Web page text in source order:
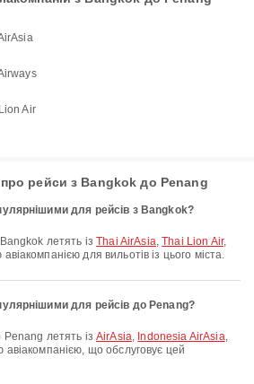
Air
рейси з Bangkok до Penang
для рейсів з Bangkok?
Bangkok летять ізThai AirAsia,Thai Lion Air,
для вильотів із цього міста.
для рейсів до Penang?
Penang летять ізAirAsia, Indonesia AirAsia,
що обслуговує цей